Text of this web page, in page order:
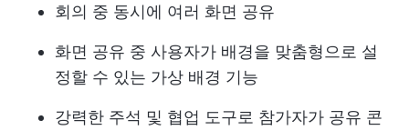
회의 중 동시에 여러 화면 공유
화면 공유 중 사용자가 배경을 맞춤형으로 설
정할 수 있는 가상 배경 기능
강력한 주석 및 협업 도구로 참가자가 공유 콘